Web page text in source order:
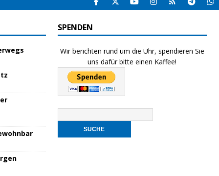
SPENDEN
Wir berichten rund um die Uhr, spendieren Sie
uns dafür bitte einen Kaffee!